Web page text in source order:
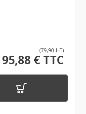
(79,90 HT)
95,88 € TTC